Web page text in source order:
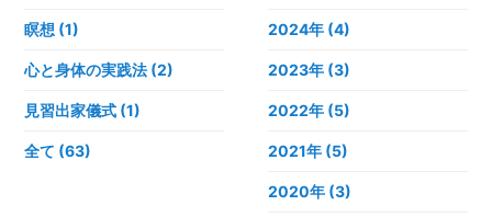
瞑想 (1)
心と身体の実践法 (2)
見習出家儀式 (1)
全て (63)
2024年 (4)
2023年 (3)
2022年 (5)
2021年 (5)
2020年 (3)